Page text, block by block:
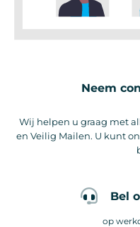
Neem
Wij helpen u graag met
en Veilig Mailen. U kunt
Bel
op